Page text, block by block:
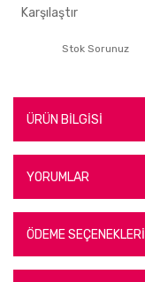
Karşılaştır
Stok Sorunuz
ÜRÜN BİLGİSİ
YORUMLAR
ÖDEME SEÇENEKLERİ